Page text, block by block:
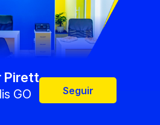
Pirett
GO Seguir